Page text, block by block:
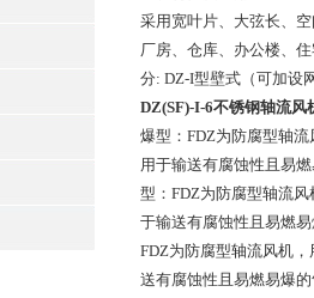
采用宽叶片、大弦长、
厂房、仓库、办公楼、
分: DZ-I型壁式（可加设
DZ(SF)-I-6不锈钢轴流风
爆型：FDZ为防腐型轴
用于输送有腐蚀性且易
型：FDZ为防腐型轴流
于输送有腐蚀性且易燃
FDZ为防腐型轴流风机
送有腐蚀性且易燃易爆